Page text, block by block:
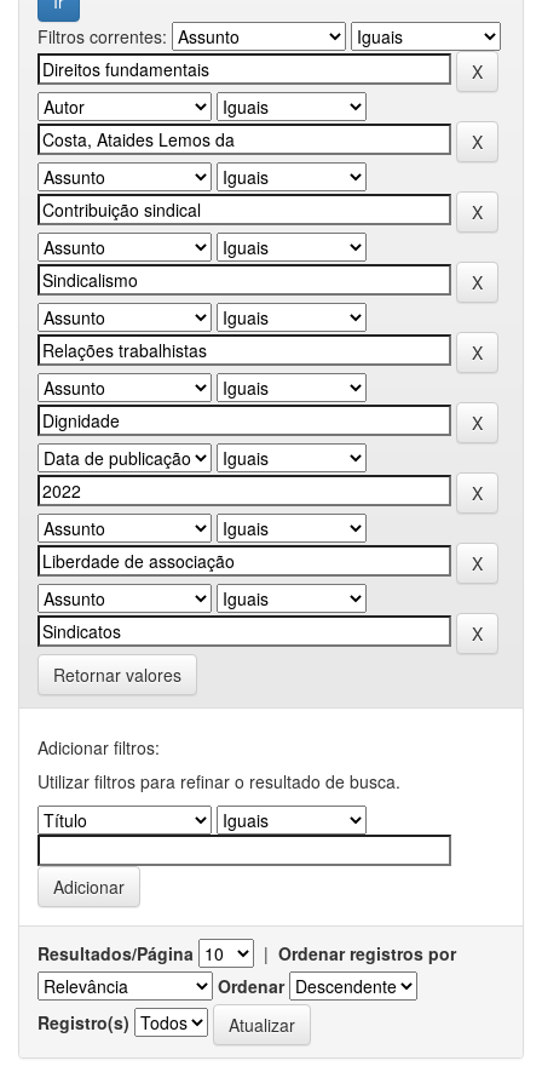
Filtros correntes:
Retornar valores
Adicionar filtros:
Utilizar filtros para refinar o resultado de busca.
Resultados/Página | Ordenar registros por
Ordenar
Registro(s)